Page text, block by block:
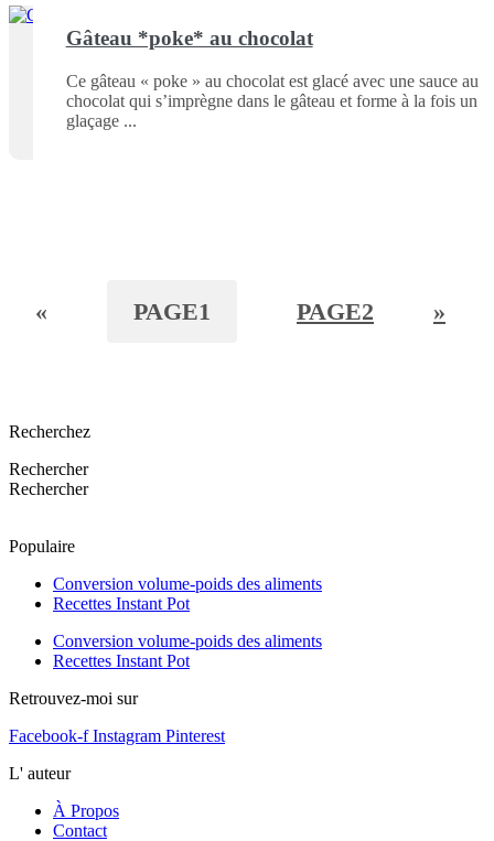
Gâteau *poke* au chocolat
Ce gâteau « poke » au chocolat est glacé avec une sauce au
chocolat qui s’imprègne dans le gâteau et forme à la fois un
glaçage
« PAGE1 PAGE2 »
Recherchez
Rechercher
Rechercher
Populaire
Conversion volume-poids des aliments
Recettes Instant Pot
Conversion volume-poids des aliments
Recettes Instant Pot
Retrouvez-moi sur
Facebook-f Instagram Pinterest
L' auteur
À Propos
Contact